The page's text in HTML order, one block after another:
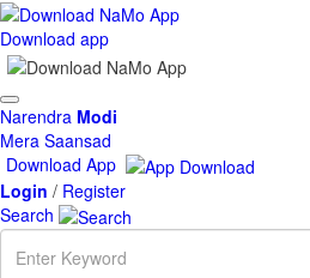
Download app
Toggle
navigation
Narendra Modi
Mera Saansad
Download App
Login / Register
Search
Enter
Keyword